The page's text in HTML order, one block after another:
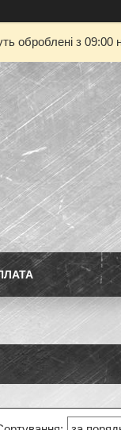
оброблені з